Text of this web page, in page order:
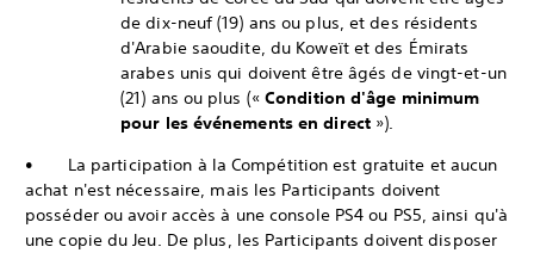
de dix-neuf (19) ans ou plus, et des résidents
d'Arabie saoudite, du Koweït et des Émirats
arabes unis qui doivent être âgés de vingt-et-un
(21) ans ou plus (« Condition d'âge minimum
pour les événements en direct»).
• La participation à la Compétition est gratuite et aucun
achat n'est nécessaire, mais les Participants doivent
posséder ou avoir accès à une console PS4 ou PS5, ainsi qu'à
une copie du Jeu. De plus, les Participants doivent disposer